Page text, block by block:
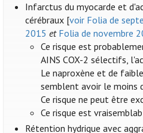
Infarctus du myocarde et
cérébraux [voir Folia de
2015 et Folia de novembre
Ce risque est
AINS COX-2 sélectifs,
Le naproxène et de
semblent avoir le moins
Ce risque ne peut être
Ce risque est
Rétention hydrique avec